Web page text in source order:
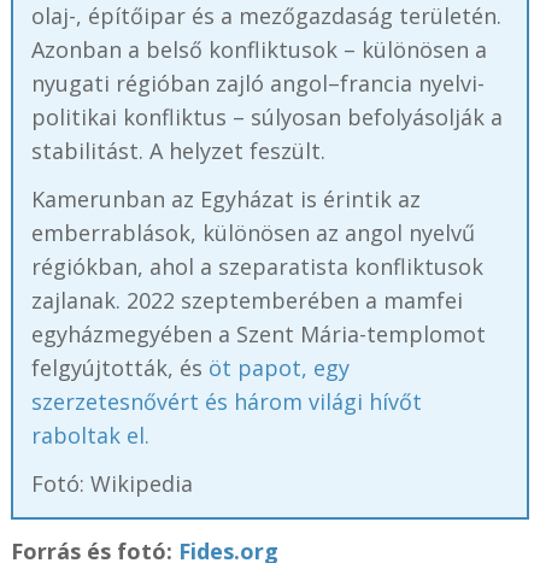
olaj-, építőipar és a mezőgazdaság területén.
Azonban a belső konfliktusok – különösen a
nyugati régióban zajló angol–francia nyelvi-
politikai konfliktus – súlyosan befolyásolják a
stabilitást. A helyzet feszült.
Kamerunban az Egyházat is érintik az
emberrablások, különösen az angol nyelvű
régiókban, ahol a szeparatista konfliktusok
zajlanak. 2022 szeptemberében a mamfei
egyházmegyében a Szent Mária-templomot
felgyújtották, és öt papot, egy
szerzetesnővért és három világi hívőt
raboltak el.
Fotó: Wikipedia
Forrás és fotó: Fides.org